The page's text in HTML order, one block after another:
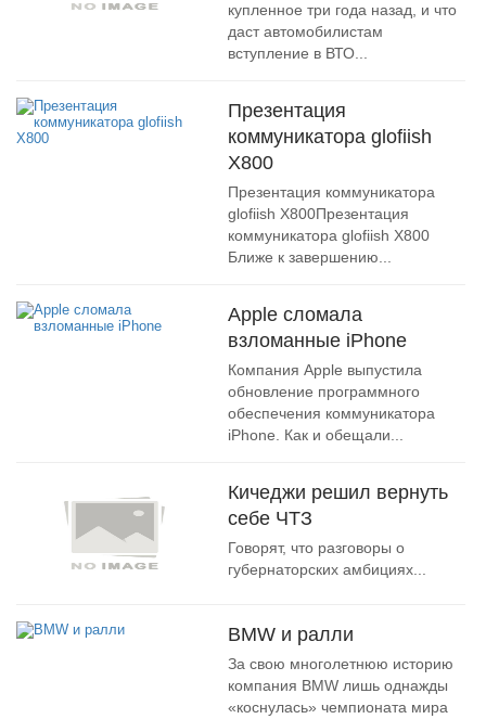
купленное три года назад, и что
даст автомобилистам
вступление в ВТО...
Презентация
коммуникатора glofiish
X800
Презентация коммуникатора
glofiish X800Презентация
коммуникатора glofiish X800
Ближе к завершению...
Apple сломала
взломанные iPhone
Компания Apple выпустила
обновление программного
обеспечения коммуникатора
iPhone. Как и обещали...
Кичеджи решил вернуть
себе ЧТЗ
Говорят, что разговоры о
губернаторских амбициях...
BMW и ралли
За свою многолетнюю историю
компания BMW лишь однажды
«коснулась» чемпионата мира